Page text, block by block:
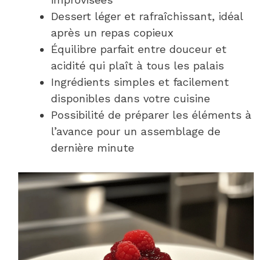
Dessert léger et rafraîchissant, idéal
après un repas copieux
Équilibre parfait entre douceur et
acidité qui plaît à tous les palais
Ingrédients simples et facilement
disponibles dans votre cuisine
Possibilité de préparer les éléments à
l’avance pour un assemblage de
dernière minute